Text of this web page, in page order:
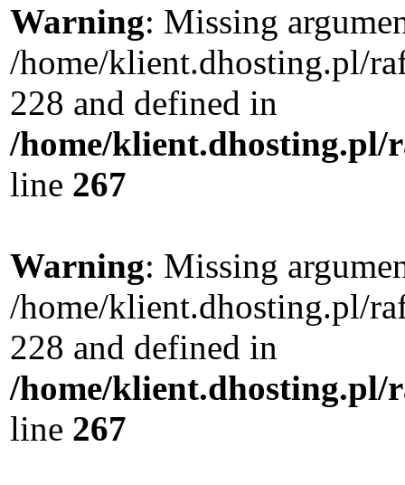
Warning: Missing
/home/klient.dhosting.pl/
228 and defined in
/home/klient.dhosting.pl/
line 267
Warning: Missing
/home/klient.dhosting.pl/
228 and defined in
/home/klient.dhosting.pl/
line 267